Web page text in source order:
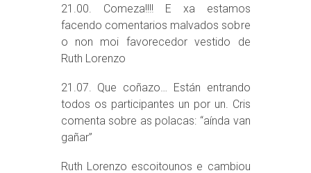
21.00. Comeza!!!! E xa estamos
facendo comentarios malvados sobre
o non moi favorecedor vestido de
Ruth Lorenzo
21.07. Que coñazo… Están entrando
todos os participantes un por un. Cris
comenta sobre as polacas: “aínda van
gañar”
Ruth Lorenzo escoitounos e cambiou